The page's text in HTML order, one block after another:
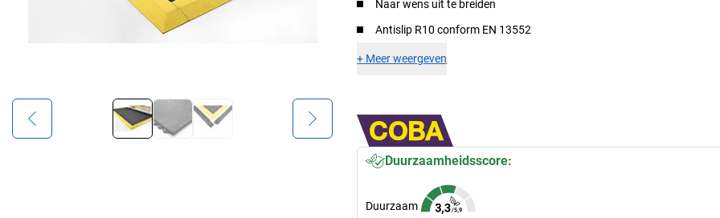
Naar wens uit te breiden
Antislip R10 conform EN 13552
+ Meer weergeven
Duurzaamheidsscore:
Duurzaam